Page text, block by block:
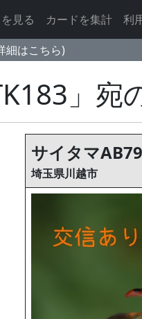
見る カードを集計
利
細はこちら)
」宛
サイタマ
埼玉県川越市